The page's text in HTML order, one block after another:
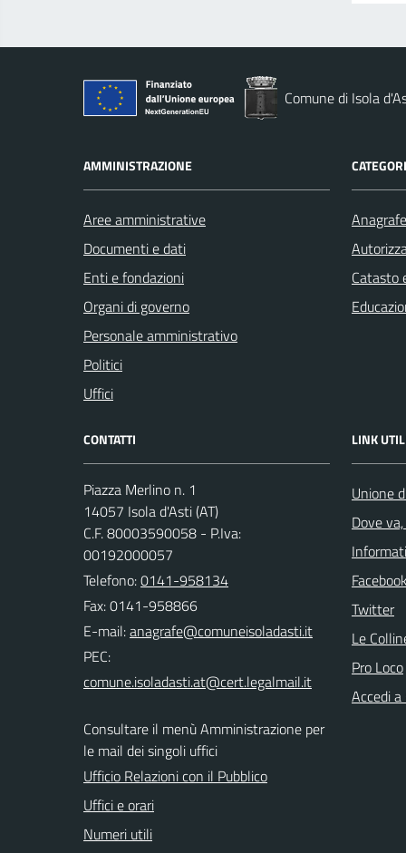
Comune di Isola
AMMINISTRAZIONE
Aree amministrative
Documenti e dati
Enti e fondazioni
Organi di governo
Personale amministrativo
Politici
Uffici
Catasto
CONTATTI
Piazza Merlino n. 1
14057 Isola d'Asti (AT)
C.F. 80003590058 - P.Iva:
00192000057
Telefono:0141-958134
Fax: 0141-958866
E-mail:
PEC:
Consultare il menù Amministrazione per
le mail dei singoli uffici
Ufficio Relazioni con il Pubblico
Uffici e orari
Numeri utili
LINK
Unione
Dove
Facebook
Twitter
Le
Pro Loco
Accedi